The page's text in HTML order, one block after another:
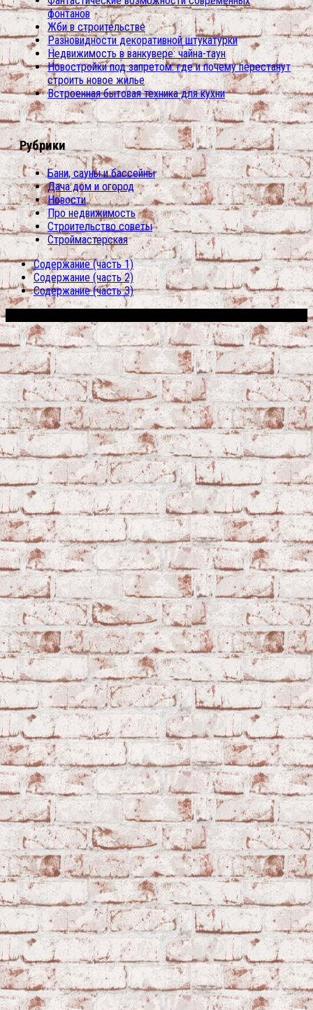
фонтанов
Жби в строительстве
Разновидности декоративной штукатурки
Недвижимость в ванкувере: чайна-таун
Новостройки под запретом: где и почему перестанут
строить новое жилье
Встроенная бытовая техника для кухни
Рубрики
Бани, сауны и бассейны
Дача дом и огород
Новости
Про недвижимость
Строительство советы
Строймастерская
Содержание (часть 1)
Содержание (часть 2)
Содержание (часть 3)